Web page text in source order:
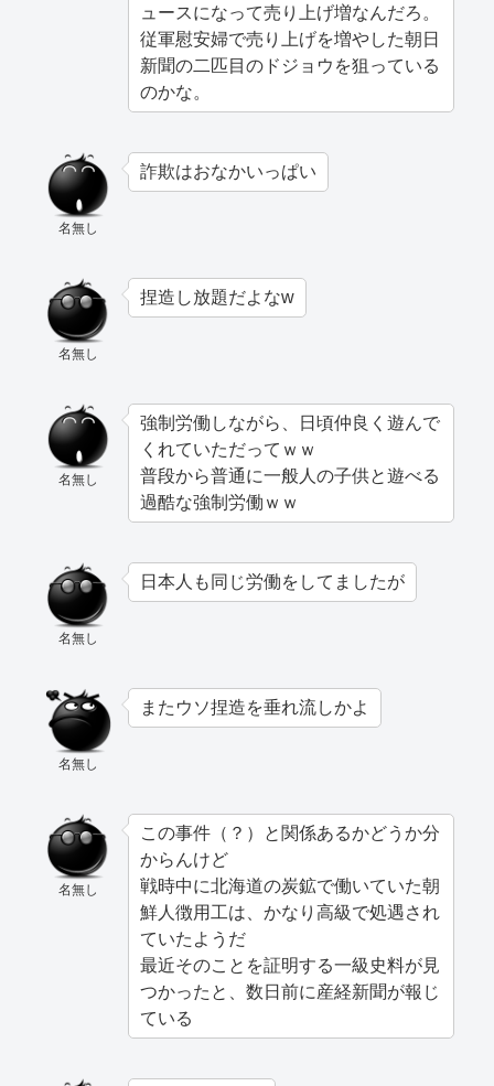
ュースになって売り上げ増なんだろ。
従軍慰安婦で売り上げを増やした朝日
新聞の二匹目のドジョウを狙っている
のかな。
名無し
詐欺はおなかいっぱい
名無し
捏造し放題だよなw
名無し
強制労働しながら、日頃仲良く遊んで
くれていただってｗｗ
普段から普通に一般人の子供と遊べる
過酷な強制労働ｗｗ
名無し
日本人も同じ労働をしてましたが
名無し
またウソ捏造を垂れ流しかよ
名無し
この事件（？）と関係あるかどうか分
からんけど
戦時中に北海道の炭鉱で働いていた朝
鮮人徴用工は、かなり高級で処遇され
ていたようだ
最近そのことを証明する一級史料が見
つかったと、数日前に産経新聞が報じ
ている